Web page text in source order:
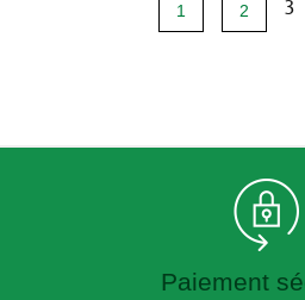
1 2 3
Paiement